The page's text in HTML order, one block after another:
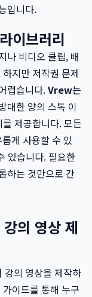
입니다.
이브러리
나 비디오 클립, 배
지만 저작권 문제
렵습니다.Vrew는
대한 양의 스톡 이
제공합니다. 모든
게 사용할 수 있
있습니다. 필요한
하는 것만으로 간
의 영상 제
강의 영상을 제작하
이드를 통해 누구